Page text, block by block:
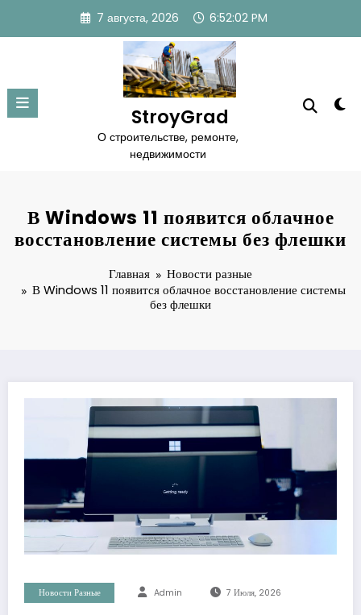
содержимому
7 августа, 2026 6:52:02 PM
StroyGrad
О строительстве, ремонте,
недвижимости
В Windows 11 появится облачное
восстановление системы без флешки
Главная
Новости разные
В Windows 11 появится облачное восстановление системы
без флешки
Новости Разные Admin 7 Июля, 2026